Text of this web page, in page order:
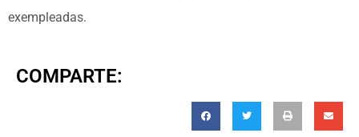
exempleadas.
COMPARTE: